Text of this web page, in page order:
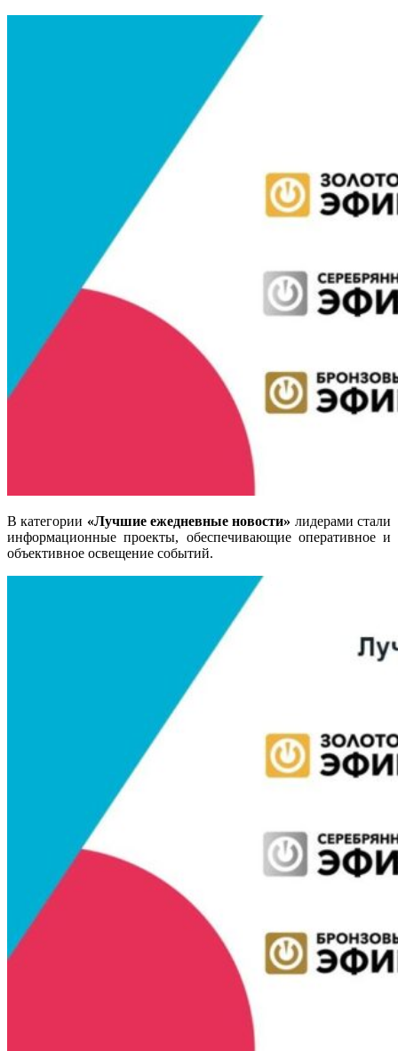
В категории «Лучшие ежедневные новости» лидерами стали
информационные проекты, обеспечивающие оперативное и
объективное освещение событий.